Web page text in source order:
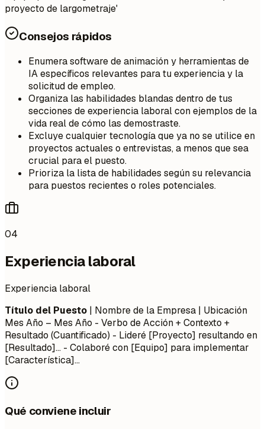
proyecto de largometraje'
Consejos rápidos
Enumera software de animación y herramientas de
IA específicos relevantes para tu experiencia y la
solicitud de empleo.
Organiza las habilidades blandas dentro de tus
secciones de experiencia laboral con ejemplos de la
vida real de cómo las demostraste.
Excluye cualquier tecnología que ya no se utilice en
proyectos actuales o entrevistas, a menos que sea
crucial para el puesto.
Prioriza la lista de habilidades según su relevancia
para puestos recientes o roles potenciales.
04
Experiencia laboral
Experiencia laboral
Título del Puesto | Nombre de la Empresa | Ubicación
Mes Año – Mes Año - Verbo de Acción + Contexto +
Resultado (Cuantificado) - Lideré [Proyecto] resultando en
[Resultado]... - Colaboré con [Equipo] para implementar
[Característica]...
Qué conviene incluir